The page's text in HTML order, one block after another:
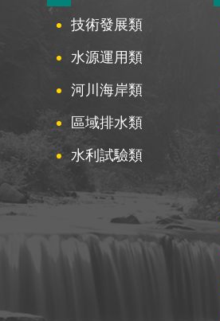
技術發展類
水源運用類
河川海岸類
區域排水類
水利試驗類